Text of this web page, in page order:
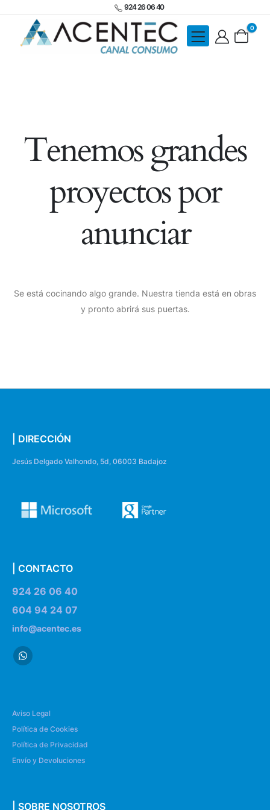
924 26 06 40
0
Tenemos grandes
proyectos por
anunciar
Se está cocinando algo grande. Nuestra tienda está en obras
y pronto abrirá sus puertas.
| DIRECCIÓN
Jesús Delgado Valhondo, 5d, 06003 Badajoz
| CONTACTO
924 26 06 40
604 94 24 07
info@acentec.es
Aviso Legal
Política de Cookies
Política de Privacidad
Envío y Devoluciones
| SOBRE NOSOTROS